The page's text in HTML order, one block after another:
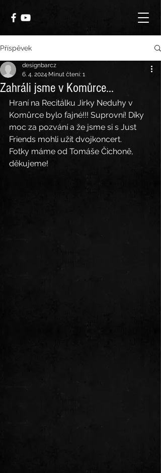
Příspěvek
Zahráli jsme v Komůrce...
designbarcz
6. 4. 2024 Minut čtení: 1
Hraní na Recitálku Jirky Neduhy v
Komůrce bylo fajné!!! Suprovní! Díky
moc za pozvání a že jsme si s Just
Friends mohli užít dvojkoncert.
Fotky máme od Tomáše Čichoně,
děkujeme!